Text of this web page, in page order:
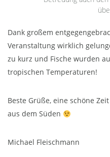
Dank großem
Veranstaltung wirklich
zu kurz und Fische wurden
tropischen Temperaturen!
Beste Grüße, eine schöne
aus dem Süden
Michael Fleischmann